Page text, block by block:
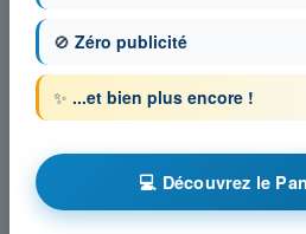
🚫 Zéro publicité
✨ ...et bien plus encore !
💻 Découvrez le